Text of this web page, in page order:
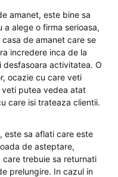
amanet, este bine sa
alege o firma serioasa,
de amanet care se
incredere inca de la
desfasoara activitatea. O
ocazie cu care veti
veti putea vedea atat
care isi trateaza clientii.
este sa aflati care este
de asteptare,
trebuie sa returnati
prelungire. In cazul in